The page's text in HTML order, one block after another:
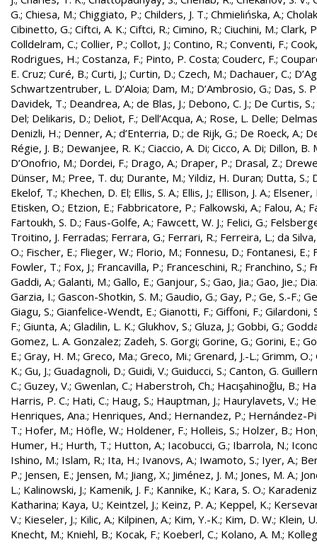
G.; Chiesa, M.; Chiggiato, P.; Childers, J. T.; Chmielińska, A.;
Cibinetto, G.; Ciftci, A. K.; Ciftci, R.; Cimino, R.; Ciuchini, M.; Clark,
Colldelram, C.; Collier, P.; Collot, J.; Contino, R.; Conventi, F.;
Rodrigues, H.; Costanza, F.; Pinto, P. Costa; Couderc, F.;
E. Cruz; Curé, B.; Curti, J.; Curtin, D.; Czech, M.; Dachauer, C.;
Schwartzentruber, L. D’Aloia; Dam, M.; D’Ambrosio, G.; Das, S.
Davidek, T.; Deandrea, A.; de Blas, J.; Debono, C. J.; De Curtis, S.;
Del; Delikaris, D.; Deliot, F.; Dell’Acqua, A.; Rose, L. Delle;
Denizli, H.; Denner, A.; d’Enterria, D.; de Rijk, G.; De Roeck, A.;
Régie, J. B.; Dewanjee, R. K.; Ciaccio, A. Di; Cicco, A. Di; Dillon, B.
D’Onofrio, M.; Dordei, F.; Drago, A.; Draper, P.; Drasal, Z.;
Dünser, M.; Pree, T. du; Durante, M.; Yildiz, H. Duran; Dutta, S.;
Ekelof, T.; Khechen, D. El; Ellis, S. A.; Ellis, J.; Ellison, J. A.; Elsener,
Etisken, O.; Etzion, E.; Fabbricatore, P.; Falkowski, A.; Falou, A.;
Fartoukh, S. D.; Faus-Golfe, A.; Fawcett, W. J.; Felici, G.;
Troitino, J. Ferradas; Ferrara, G.; Ferrari, R.; Ferreira, L.; da
O.; Fischer, E.; Flieger, W.; Florio, M.; Fonnesu, D.; Fontanesi, E.;
Fowler, T.; Fox, J.; Francavilla, P.; Franceschini, R.; Franchino, S.;
Gaddi, A.; Galanti, M.; Gallo, E.; Ganjour, S.; Gao, Jia.; Gao, Jie.;
Garzia, I.; Gascon-Shotkin, S. M.; Gaudio, G.; Gay, P.; Ge, S.-F.;
Giagu, S.; Gianfelice-Wendt, E.; Gianotti, F.; Giffoni, F.; Gilardoni,
F.; Giunta, A.; Gladilin, L. K.; Glukhov, S.; Gluza, J.; Gobbi, G.;
Gomez, L. A. Gonzalez; Zadeh, S. Gorgi; Gorine, G.; Gorini, E.;
E.; Gray, H. M.; Greco, Ma.; Greco, Mi.; Grenard, J.-L.; Grimm, O.;
K.; Gu, J.; Guadagnoli, D.; Guidi, V.; Guiducci, S.; Canton, G.
C.; Guzey, V.; Gwenlan, C.; Haberstroh, Ch.; Hacışahinoğlu, B.;
Harris, P. C.; Hati, C.; Haug, S.; Hauptman, J.; Haurylavets, V.;
Henriques, Ana.; Henriques, And.; Hernandez, P.; Hernández-
T.; Hofer, M.; Höfle, W.; Holdener, F.; Holleis, S.; Holzer, B.;
Humer, H.; Hurth, T.; Hutton, A.; Iacobucci, G.; Ibarrola, N.;
Ishino, M.; Islam, R.; Ita, H.; Ivanovs, A.; Iwamoto, S.; Iyer, A.;
P.; Jensen, E.; Jensen, M.; Jiang, X.; Jiménez, J. M.; Jones, M. A.;
L.; Kalinowski, J.; Kamenik, J. F.; Kannike, K.; Kara, S. O.;
Katharina; Kaya, U.; Keintzel, J.; Keinz, P. A.; Keppel, K.;
V.; Kieseler, J.; Kilic, A.; Kilpinen, A.; Kim, Y.-K.; Kim, D. W.; Klein, U.
Knecht, M.; Kniehl, B.; Kocak, F.; Koeberl, C.; Kolano, A. M.;